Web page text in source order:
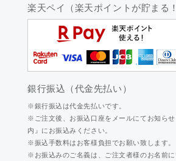
楽天ペイ（楽天ポイントが貯まる
銀行振込（代金先払い）
※銀行振込は代金先払いです。
※ご注文後、お振込口座をメールにてお知らせ
内』にお振込みください。
※振込手数料はお客様負担でお願い致します。
※お振込みのご名義は、ご注文者様のお名前